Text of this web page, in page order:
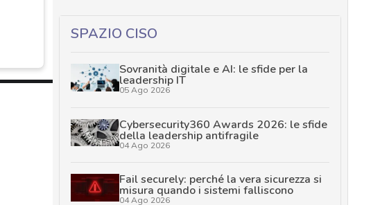
SPAZIO CISO
Sovranità digitale e AI: le sfide per la
leadership IT
05 Ago 2026
Cybersecurity360 Awards 2026: le sfide
della leadership antifragile
04 Ago 2026
Fail securely: perché la vera sicurezza si
misura quando i sistemi falliscono
04 Ago 2026